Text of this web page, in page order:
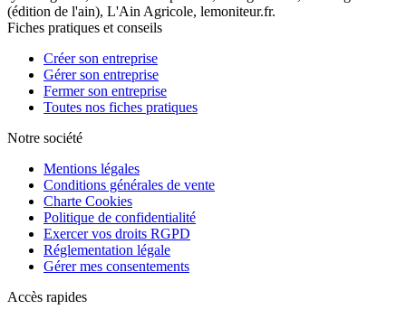
(édition de l'ain), L'Ain Agricole, lemoniteur.fr.
Fiches pratiques et conseils
Créer son entreprise
Gérer son entreprise
Fermer son entreprise
Toutes nos fiches pratiques
Notre société
Mentions légales
Conditions générales de vente
Charte Cookies
Politique de confidentialité
Exercer vos droits RGPD
Réglementation légale
Gérer mes consentements
Accès rapides